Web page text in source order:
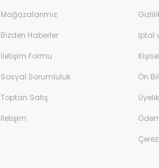
Mağazalarımız
Bizden Haberler
İletişim Formu
Sosyal Sorumluluk
Toptan Satış
İletişim
İptal
Ön